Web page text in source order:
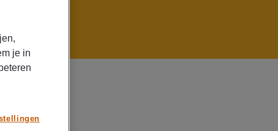
je in